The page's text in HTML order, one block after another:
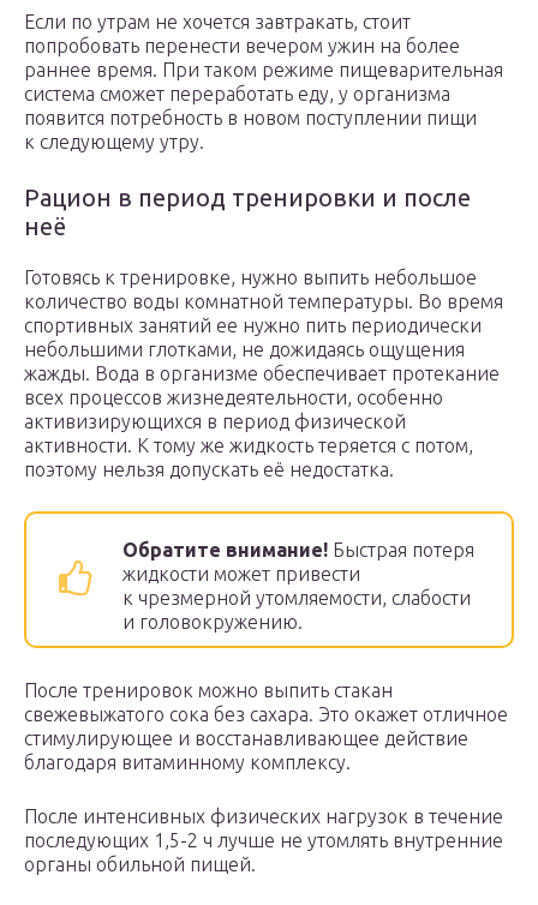
Если по утрам не хочется завтракать, стоит
попробовать перенести вечером ужин на более
раннее время. При таком режиме пищеварительная
система сможет переработать еду, у организма
появится потребность в новом поступлении пищи
к следующему утру.
Рацион в период тренировки и после
неё
Готовясь к тренировке, нужно выпить небольшое
количество воды комнатной температуры. Во время
спортивных занятий ее нужно пить периодически
небольшими глотками, не дожидаясь ощущения
жажды. Вода в организме обеспечивает протекание
всех процессов жизнедеятельности, особенно
активизирующихся в период физической
активности. К тому же жидкость теряется с потом,
поэтому нельзя допускать её недостатка.
Обратите внимание! Быстрая потеря
жидкости может привести
к чрезмерной утомляемости, слабости
и головокружению.
После тренировок можно выпить стакан
свежевыжатого сока без сахара. Это окажет отличное
стимулирующее и восстанавливающее действие
благодаря витаминному комплексу.
После интенсивных физических нагрузок в течение
последующих 1,5-2 ч лучше не утомлять внутренние
органы обильной пищей.